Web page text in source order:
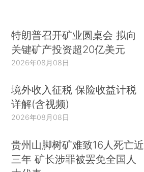
特朗普召开矿业圆桌会 拟向
关键矿产投资超20亿美元
2026年08月08日
境外收入征税 保险收益计税
详解(含视频)
2026年08月08日
贵州山脚树矿难致16人死亡近
三年 矿长涉罪被罢免全国人